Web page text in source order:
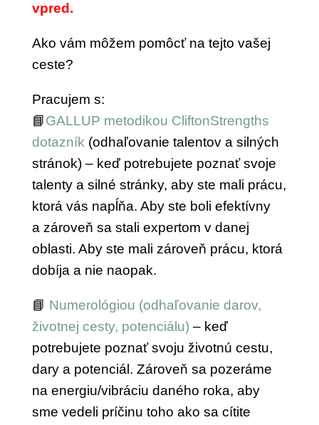
vpred.
Ako vám môžem pomôcť na tejto vašej
ceste?
Pracujem s:
📘GALLUP metodikou CliftonStrengths
dotazník (odhaľovanie talentov a silných
stránok) – keď potrebujete poznať svoje
talenty a silné stránky, aby ste mali prácu,
ktorá vás napĺňa. Aby ste boli efektívny
a zároveň sa stali expertom v danej
oblasti. Aby ste mali zároveň prácu, ktorá
dobíja a nie naopak.
📘 Numerológiou (odhaľovanie darov,
životnej cesty, potenciálu) – keď
potrebujete poznať svoju životnú cestu,
dary a potenciál. Zároveň sa pozeráme
na energiu/vibráciu daného roka, aby
sme vedeli príčinu toho ako sa cítite